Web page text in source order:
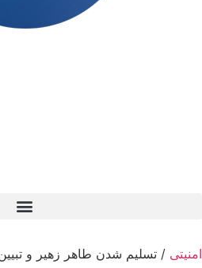
امنیتی / تسلیم شدن طاهر زهیر و